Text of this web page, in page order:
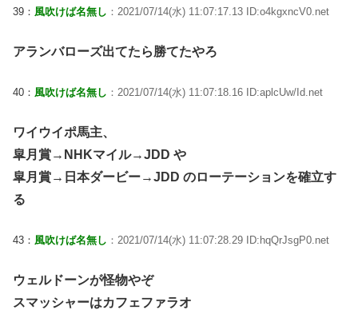
39： 風吹けば名無し ：2021/07/14(水) 11:07:17.13 ID:o4kgxncV0.net
アランバローズ出てたら勝てたやろ
40： 風吹けば名無し ：2021/07/14(水) 11:07:18.16 ID:aplcUw/Id.net
ワイウイポ馬主、
皐月賞→NHKマイル→JDD や
皐月賞→日本ダービー→JDD のローテーションを確立す
る
43： 風吹けば名無し ：2021/07/14(水) 11:07:28.29 ID:hqQrJsgP0.net
ウェルドーンが怪物やぞ
スマッシャーはカフェファラオ